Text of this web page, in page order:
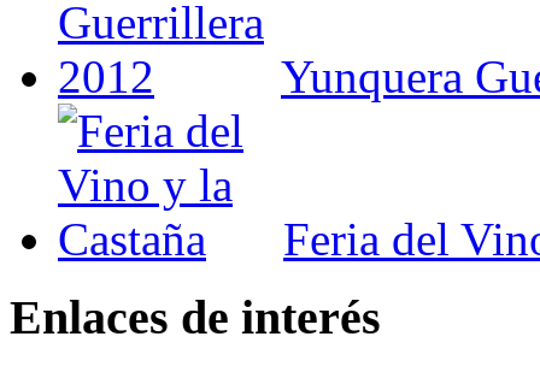
Yunquera
Feria del
Enlaces de interés